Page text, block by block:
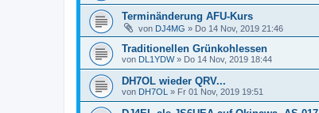
Terminänderung AFU-Kurs
von DJ4MG » Do 14 Nov, 2019 21:46
Traditionellen Grünkohlessen
von DL1YDW» Do 14 Nov, 2019 18:44
DH7OL wieder QRV...
von DH7OL » Fr 01 Nov, 2019 19:51